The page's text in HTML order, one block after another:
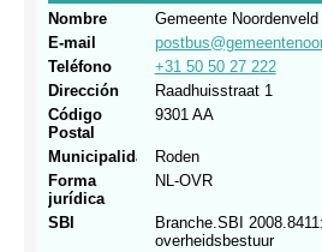
Nombre
Gemeente Noordenveld
E-mail
Teléfono
+31 50 50 27 222
Dirección
Raadhuisstraat 1
Código
Postal
9301 AA
Municipalidad
Roden
Forma
jurídica
NL-OVR
SBI
Branche.SBI
overheidsbestuur